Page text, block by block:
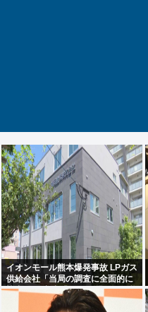
イオンモール熊本爆発事故 LPガス
供給会社「当局の調査に全面的に
協力」 経産省「LPガス爆発の可能
性が高いとする見解で一致」と発